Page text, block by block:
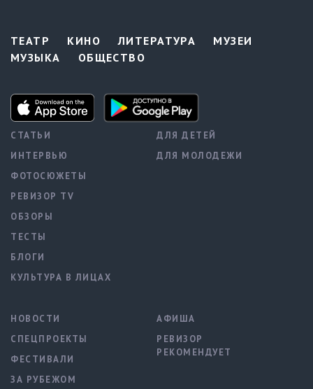
ТЕАТР КИНО ЛИТЕРАТУРА
МУЗЕИ
МУЗЫКА
ОБЩЕСТВО
СТАТЬИ
ИНТЕРВЬЮ
ФОТОСЮЖЕТЫ
РЕВИЗОР TV
ОБЗОРЫ
ТЕСТЫ
БЛОГИ
КУЛЬТУРА В ЛИЦАХ
ДЛЯ ДЕТЕЙ
ДЛЯ МОЛОДЕЖИ
НОВОСТИ
СПЕЦПРОЕКТЫ
ФЕСТИВАЛИ
ЗА РУБЕЖОМ
АФИША
РЕВИЗОР
РЕКОМЕНДУЕТ